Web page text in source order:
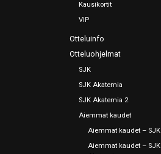
Kausikortit
VIP
Otteluinfo
Otteluohjelmat
SJK
SJK Akatemia
SJK Akatemia 2
Aiemmat kaudet
Aiemmat kaudet – SJK
Aiemmat kaudet – SJK